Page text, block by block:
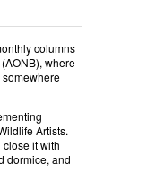
columns
where
Artists.
it with
dormice, and